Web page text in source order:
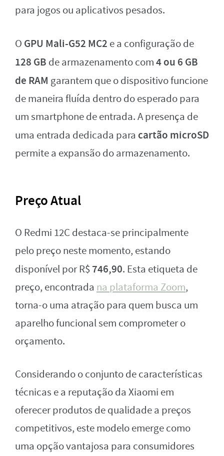
para jogos ou aplicativos pesados.
O GPU Mali-G52 MC2 e a configuração de
128 GB de armazenamento com4 ou 6 GB
de RAM garantem que o dispositivo funcione
de maneira fluída dentro do esperado para
um smartphone de entrada. A presença de
uma entrada dedicada para cartão microSD
permite a expansão do armazenamento.
Preço Atual
O Redmi 12C destaca-se principalmente
pelo preço neste momento, estando
disponível por R$746,90. Esta etiqueta de
preço, encontrada na plataforma Zoom,
torna-o uma atração para quem busca um
aparelho funcional sem comprometer o
orçamento.
Considerando o conjunto de características
técnicas e a reputação da Xiaomi em
oferecer produtos de qualidade a preços
competitivos, este modelo emerge como
uma opção vantajosa para consumidores